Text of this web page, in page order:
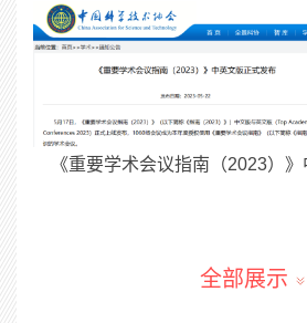
《重要学术会议指南（2023）
全部展示